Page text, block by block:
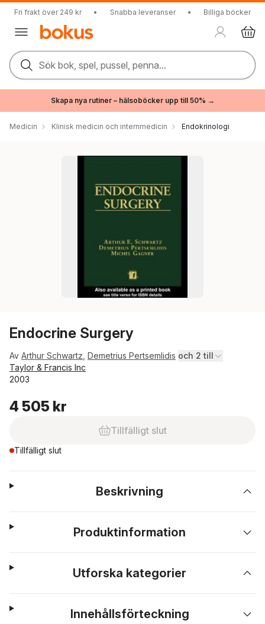
Fri frakt över 249 kr • Snabba leveranser • Billiga böcker
Sök bok, spel, pussel, penna...
Skapa nya rutiner – hälsoböcker upp till 50% →
Medicin Klinisk medicin och internmedicin Endokrinologi
Endocrine Surgery
Av Arthur Schwartz Demetrius Pertsemlidis och 2 till
Taylor & Francis Inc
2003
4 505 kr
Tillfälligt slut
Tillfälligt slut
Beskrivning
Produktinformation
Utforska kategorier
Innehållsförteckning